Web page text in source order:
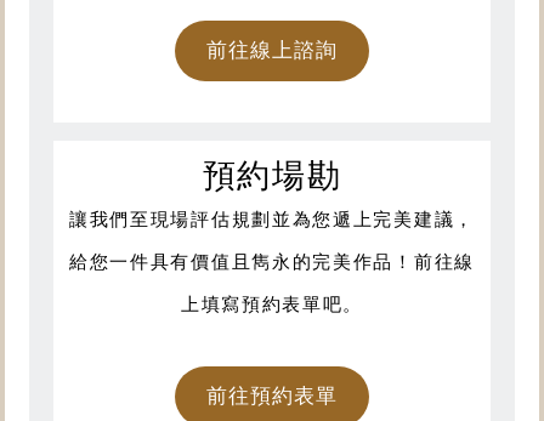
前往線上諮詢
預約場勘
讓我們至現場評估規劃並為您遞上完美建議，
給您一件具有價值且雋永的完美作品！前往線
上填寫預約表單吧。
前往預約表單